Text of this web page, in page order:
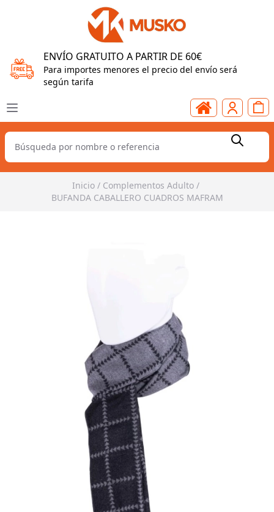
ENVÍO GRATUITO A PARTIR DE 60€
Para importes menores el precio del envío será
según tarifa
Inicio / Complementos Adulto /
BUFANDA CABALLERO CUADROS MAFRAM